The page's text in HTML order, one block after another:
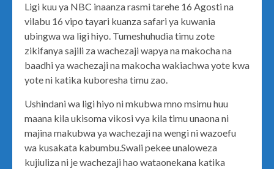
Ligi kuu ya NBC inaanza rasmi tarehe 16 Agosti na
vilabu 16 vipo tayari kuanza safari ya kuwania
ubingwa wa ligi hiyo. Tumeshuhudia timu zote
zikifanya sajili za wachezaji wapya na makocha na
baadhi ya wachezaji na makocha wakiachwa yote kwa
yote ni katika kuboresha timu zao.
Ushindani wa ligi hiyo ni mkubwa mno msimu huu
maana kila ukisoma vikosi vya kila timu unaona ni
majina makubwa ya wachezaji na wengi ni wazoefu
wa kusakata kabumbu.Swali pekee unaloweza
kujiuliza ni je wachezaji hao wataonekana katika